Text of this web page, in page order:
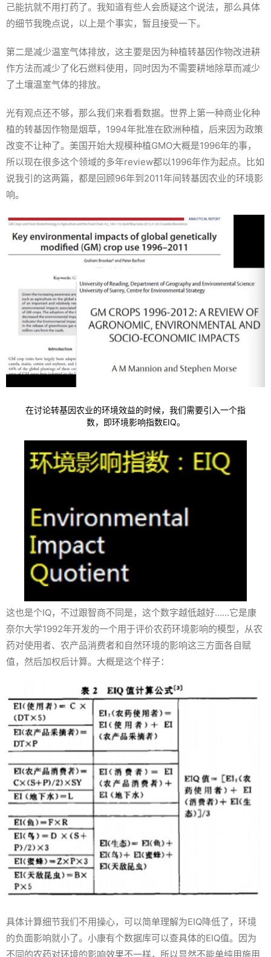
己能抗就不用打药了。我知道有些人会质疑这个说法，那么具体
的细节我晚点说，以上是个事实，暂且接受一下。
第二是减少温室气体排放，这主要是因为种植转基因作物改进耕
作方法而减少了化石燃料使用，同时因为不需要耕地除草而减少
了土壤温室气体的排放。
光有观点还不够，那么我们来看看数据。世界上第一种商业化种
植的转基因作物是烟草，1994年批准在欧洲种植，后来因为政策
改变不让种了。美国开始大规模种植GMO大概是1996年的事，
所以现在很多这个领域的多年review都以1996年作为起点。比如
说我引的这两篇，都是回顾96年到2011年间转基因农业的环境影
响。
在讨论转基因农业的环境效益的时候，我们需要引入一个指
数，即环境影响指数EIQ。
这也是个IQ，不过跟智商不同是，这个数字越低越好……它是康
奈尔大学1992年开发的一个用于评价农药环境影响的模型，从农
药对使用者、农产品消费者和自然环境的影响这三方面各自赋
值，然后加权后计算。大概是这个样子：
具体计算细节我们不用操心，可以简单理解为EIQ降低了，环境
的负面影响就小了。小康有个数据库可以查具体的EIQ值。因为
不同的农药对环境的影响效果不一样，所以显然不能单纯用施用